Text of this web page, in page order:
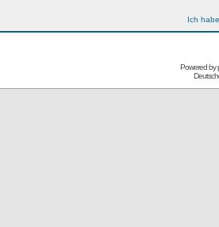
Ich
Powered by